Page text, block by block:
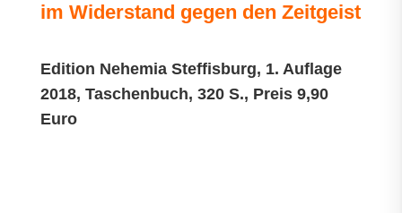
im Widerstand gegen den Zeitgeist
Edition Nehemia Steffisburg, 1. Auflage
2018, Taschenbuch, 320 S., Preis 9,90
Euro